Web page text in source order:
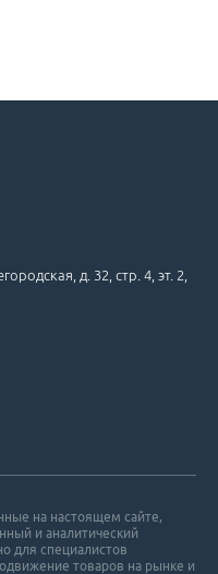
д. 32, стр. 4, эт. 2,
на настоящем сайте,
и аналитический
для специалистов
товаров на рынке и